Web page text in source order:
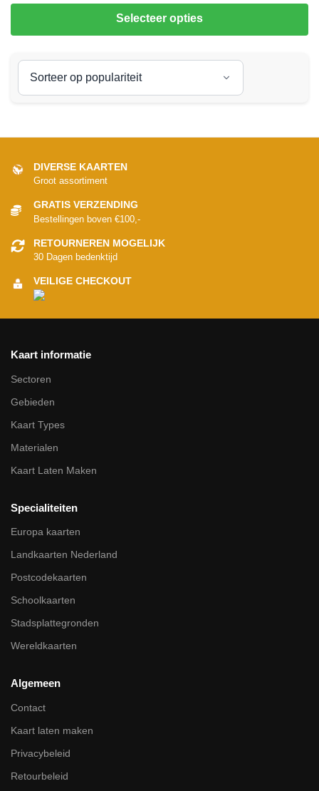
Selecteer opties
DIVERSE KAARTEN
Groot assortiment
GRATIS VERZENDING
Bestellingen boven €100,-
RETOURNEREN MOGELIJK
30 Dagen bedenktijd
VEILIGE CHECKOUT
Kaart informatie
Sectoren
Gebieden
Kaart Types
Materialen
Kaart Laten Maken
Specialiteiten
Europa kaarten
Landkaarten Nederland
Postcodekaarten
Schoolkaarten
Stadsplattegronden
Wereldkaarten
Algemeen
Contact
Kaart laten maken
Privacybeleid
Retourbeleid